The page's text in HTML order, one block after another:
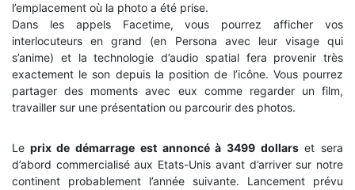
l’emplacement où la photo a été prise.
Dans les appels Facetime, vous pourrez afficher vos
interlocuteurs en grand (en Persona avec leur visage qui
s’anime) et la technologie d’audio spatial fera provenir très
exactement le son depuis la position de l’icône. Vous pourrez
partager des moments avec eux comme regarder un film,
travailler sur une présentation ou parcourir des photos.
Le prix de démarrage est annoncé à 3499 dollarset sera
d’abord commercialisé aux Etats-Unis avant d’arriver sur notre
continent probablement l’année suivante. Lancement prévu